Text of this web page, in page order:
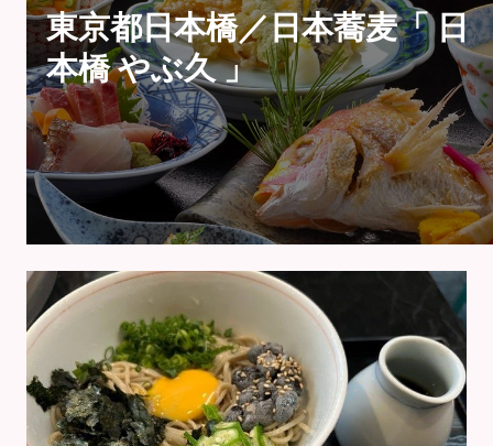
東京都日本橋／日本蕎麦「 日
本橋 やぶ久 」